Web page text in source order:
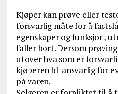
Kjøper kan prøve eller
forsvarlig måte for å
egenskaper og funksjon,
faller bort. Dersom
utover hva som er
kjøperen bli ansvarlig for
på varen.